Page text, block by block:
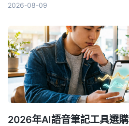
2026-08-09
2026年AI語音筆記工具選